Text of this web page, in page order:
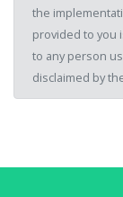
the
provided to you
to any person
disclaimed by